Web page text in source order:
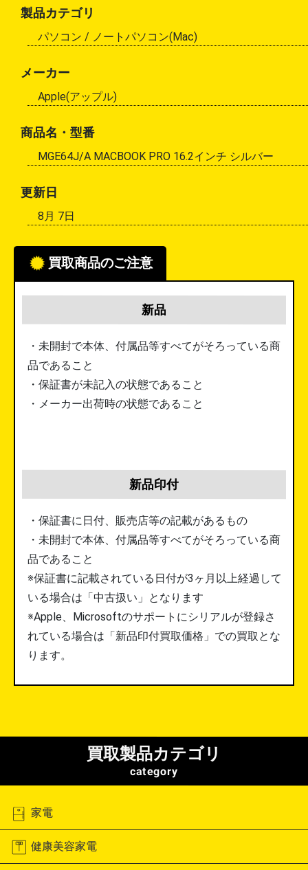
製品カテゴリ
パソコン / ノートパソコン(Mac)
メーカー
Apple(アップル)
商品名・型番
MGE64J/A MACBOOK PRO 16.2インチ シルバー
更新日
8月 7日
買取商品のご注意
新品
・未開封で本体、付属品等すべてがそろっている商
品であること
・保証書が未記入の状態であること
・メーカー出荷時の状態であること
新品印付
・保証書に日付、販売店等の記載があるもの
・未開封で本体、付属品等すべてがそろっている商
品であること
※保証書に記載されている日付が3ヶ月以上経過して
いる場合は「中古扱い」となります
※Apple、Microsoftのサポートにシリアルが登録さ
れている場合は「新品印付買取価格」での買取とな
ります。
買取製品カテゴリ
category
家電
健康美容家電